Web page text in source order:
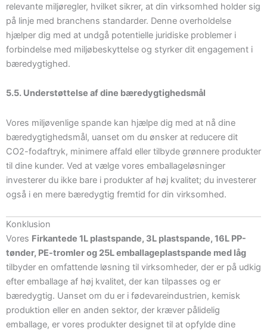
relevante miljøregler, hvilket sikrer, at din virksomhed holder sig
på linje med branchens standarder. Denne overholdelse
hjælper dig med at undgå potentielle juridiske problemer i
forbindelse med miljøbeskyttelse og styrker dit engagement i
bæredygtighed.
5.5. Understøttelse af dine bæredygtighedsmål
Vores miljøvenlige spande kan hjælpe dig med at nå dine
bæredygtighedsmål, uanset om du ønsker at reducere dit
CO2-fodaftryk, minimere affald eller tilbyde grønnere produkter
til dine kunder. Ved at vælge vores emballageløsninger
investerer du ikke bare i produkter af høj kvalitet; du investerer
også i en mere bæredygtig fremtid for din virksomhed.
Konklusion
Vores Firkantede 1L plastspande, 3L plastspande, 16L PP-
tønder, PE-tromler og 25L emballageplastspande med låg
tilbyder en omfattende løsning til virksomheder, der er på udkig
efter emballage af høj kvalitet, der kan tilpasses og er
bæredygtig. Uanset om du er i fødevareindustrien, kemisk
produktion eller en anden sektor, der kræver pålidelig
emballage, er vores produkter designet til at opfylde dine